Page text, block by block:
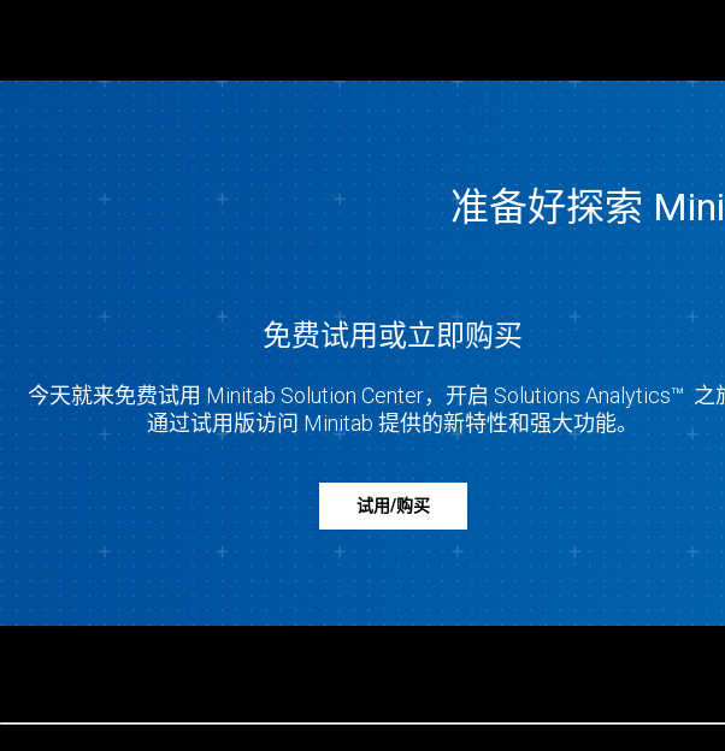
准备好探索
免费试用或立即购买
今天就来免费试用 Minitab Solution Center，开启 Solutions Analytics™ 之
通过试用版访问 Minitab 提供的新特性和强大功能。
试用/购买